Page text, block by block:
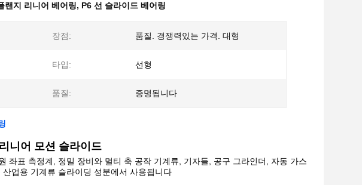
랜지 리니어 베어링, P6 선 슬라이드 베어링
장점: 품질. 경쟁력있는 가격. 대형
타입: 선형
품질: 증명됩니다
니어 모션 슬라이드
좌표 측정계, 정밀 장비와 멀티 축 공작 기계류, 기자들, 공구 그라인더, 자동 가스
업용 기계류 슬라이딩 성분에서 사용됩니다